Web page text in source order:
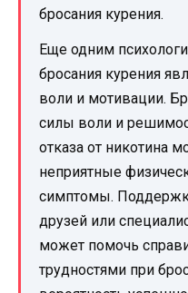
бросания курения.
Еще одним
бросания курения
воли и мотивации.
силы воли и
отказа от никотина
неприятные
симптомы.
друзей или
может помочь
трудностями при